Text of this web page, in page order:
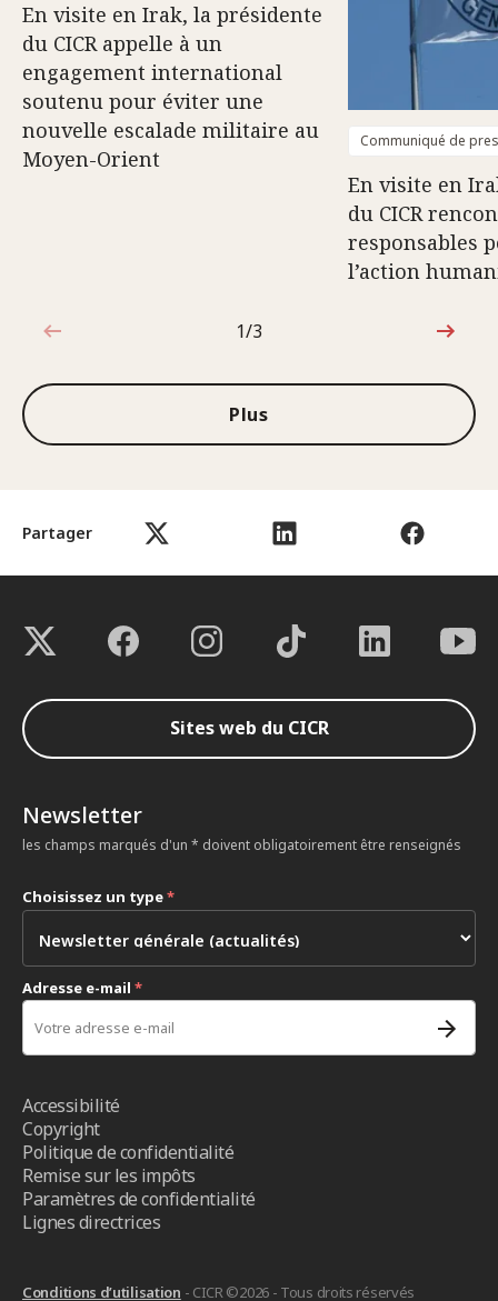
Partager
En visite en Irak, la présidente
du CICR appelle à un
engagement international
soutenu pour éviter une
nouvelle escalade militaire au
Moyen-Orient
Communiqué de
En visite en
du CICR
responsables
l’action
1sur3
1/3
Plus
Sites web du CICR
Newsletter
les champs marqués d'un * doivent obligatoirement être renseignés
Choisissez un type*
Adresse e-mail *
Accessibilité
Copyright
Politique de confidentialité
Remise sur les impôts
Paramètres de confidentialité
Lignes directrices
Conditions d’utilisation - CICR ©2026 - Tous droits réservés